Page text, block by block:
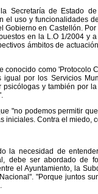
Secretaría de Estado
el uso y funcionalidades
Gobierno en Castellón.
en la L.O 1/2004 y
ámbitos de
conocido como
igual por los Servicios
psicólogas y también por
"no podemos permitir
iniciales. Contra el miedo,
la necesidad de
debe ser abordado de
el Ayuntamiento, la
"Porque juntos